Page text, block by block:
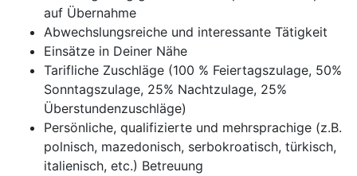
auf Übernahme
Abwechslungsreiche und interessante Tätigkeit
Einsätze in Deiner Nähe
Tarifliche Zuschläge (100 % Feiertagszulage, 50%
Sonntagszulage, 25% Nachtzulage, 25%
Überstundenzuschläge)
Persönliche, qualifizierte und mehrsprachige (z.B.
polnisch, mazedonisch, serbokroatisch, türkisch,
italienisch, etc.) Betreuung